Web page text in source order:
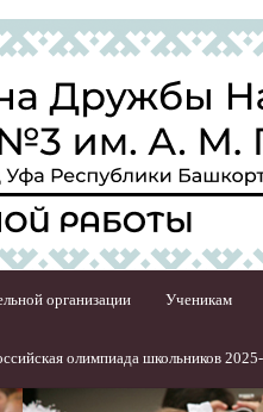
организации Ученикам
олимпиада школьников